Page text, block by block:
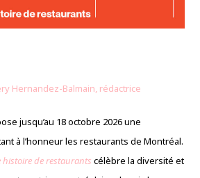
Hernandez-Balmain, rédactrice
jusqu’au 18 octobre 2026 une
à l’honneur les restaurants de Montréal.
de restaurants célèbre la diversité et